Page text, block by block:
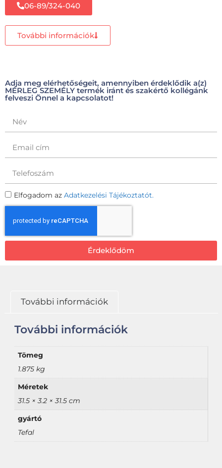
06-89/324-040
További információk
Adja meg elérhetőségeit, amennyiben érdeklődik a(z)
MÉRLEG SZEMÉLY termék iránt és szakértő kollégánk
felveszi Önnel a kapcsolatot!
Elfogadom az Adatkezelési Tájékoztatót.
Érdeklődöm
További információk
További információk
Tömeg
1.875 kg
Méretek
31.5 × 3.2 × 31.5 cm
gyártó
Tefal